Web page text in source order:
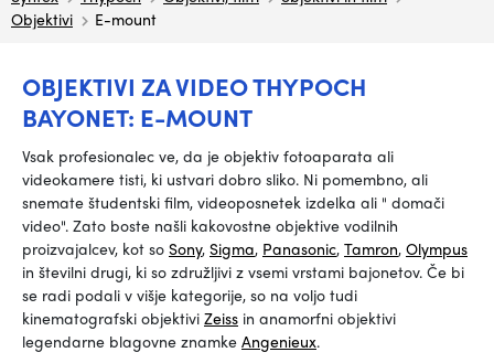
Objektivi
E-mount
OBJEKTIVI ZA VIDEO THYPOCH
BAYONET: E-MOUNT
Vsak profesionalec ve, da je objektiv fotoaparata ali
videokamere tisti, ki ustvari dobro sliko. Ni pomembno, ali
snemate študentski film, videoposnetek izdelka ali " domači
video". Zato boste našli kakovostne objektive vodilnih
proizvajalcev, kot so Sony, Sigma, Panasonic, Tamron, Olympus
in številni drugi, ki so združljivi z vsemi vrstami bajonetov. Če bi
se radi podali v višje kategorije, so na voljo tudi
kinematografski objektivi Zeiss in anamorfni objektivi
legendarne blagovne znamke Angenieux.